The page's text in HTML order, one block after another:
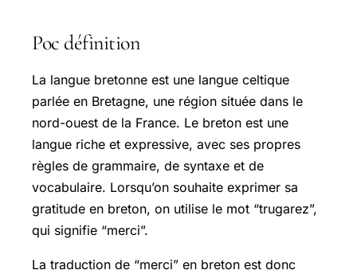
Poc définition
La langue bretonne est une langue celtique
parlée en Bretagne, une région située dans le
nord-ouest de la France. Le breton est une
langue riche et expressive, avec ses propres
règles de grammaire, de syntaxe et de
vocabulaire. Lorsqu’on souhaite exprimer sa
gratitude en breton, on utilise le mot “trugarez”,
qui signifie “merci”.
La traduction de “merci” en breton est donc